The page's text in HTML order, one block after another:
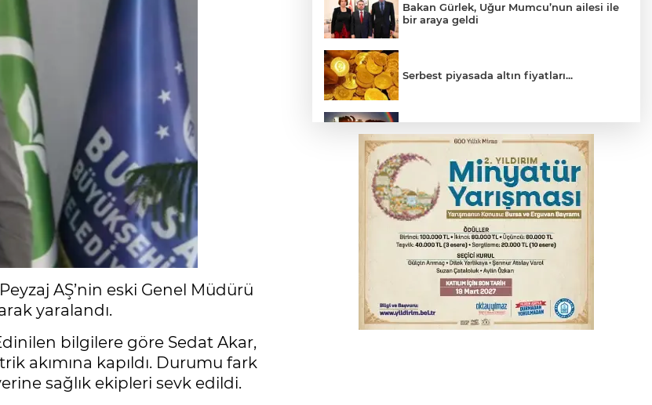
AŞ’nin eski Genel Müdürü
yaralandı.
bilgilere göre Sedat Akar,
akımına kapıldı. Durumu fark
sağlık ekipleri sevk edildi.
Bakan Gürlek, Uğur Mumcu’nun ailesi ile
bir araya geldi
Serbest piyasada altın fiyatları...
Bursa’da bugün hava nasıl olacak?
Osmangazi’de iş arayanlara destek
Yargıtay’dan primle çalışanlara müjde
YENİ Parti Genel Başkanı Özel'den
Çerçeve Yasa yorumu